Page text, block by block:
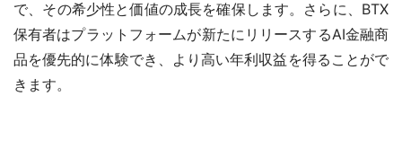
で、その希少性と価値の成長を確保します。さらに、BTX
保有者はプラットフォームが新たにリリースするAI金融商
品を優先的に体験でき、より高い年利収益を得ることがで
きます。